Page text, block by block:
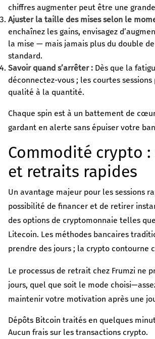
chiffres augmenter peut être une
Ajuster la taille des mises selon le
enchaînez les gains, envisagez
la mise — mais jamais plus du double
standard.
Savoir quand s’arrêter : Dès que la
déconnectez-vous ; les courtes
qualité à la quantité.
Chaque spin est à un battement de
gardant en alerte sans épuiser votre
Commodité crypto
et retraits rapides
Un avantage majeur pour les sessions
possibilité de financer et de retirer
des options de cryptomonnaie telles
Litecoin. Les méthodes bancaires
prendre des jours ; la crypto contourne
Le processus de retrait chez Frumzi ne
jours, quel que soit le mode
maintenir votre motivation après une
Dépôts Bitcoin traités en quelques
Aucun frais sur les transactions crypto.